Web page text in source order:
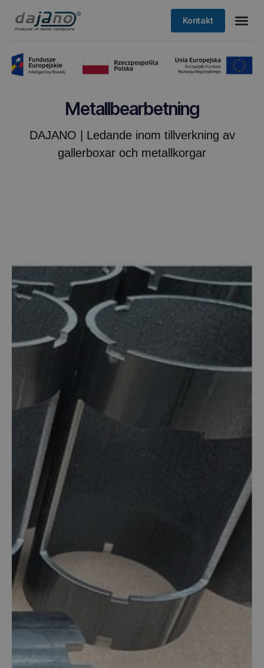
Kontakt
Metallbearbetning
DAJANO | Ledande inom tillverkning av
gallerboxar och metallkorgar